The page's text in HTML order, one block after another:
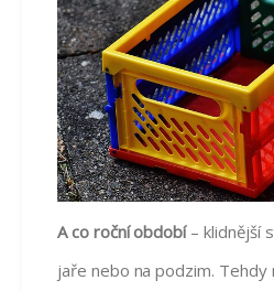
A co roční období– klidnější
jaře nebo na podzim. Tehdy